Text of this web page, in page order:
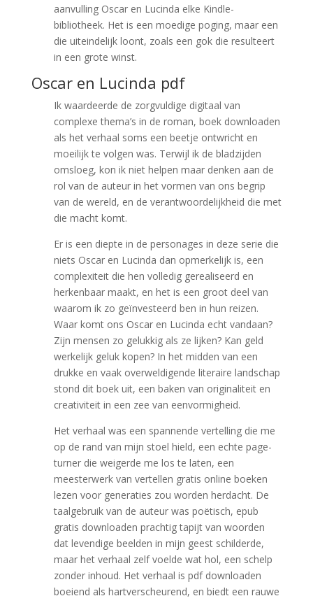
aanvulling Oscar en Lucinda elke Kindle-
bibliotheek. Het is een moedige poging, maar een
die uiteindelijk loont, zoals een gok die resulteert
in een grote winst.
Oscar en Lucinda pdf
Ik waardeerde de zorgvuldige digitaal van
complexe thema’s in de roman, boek downloaden
als het verhaal soms een beetje ontwricht en
moeilijk te volgen was. Terwijl ik de bladzijden
omsloeg, kon ik niet helpen maar denken aan de
rol van de auteur in het vormen van ons begrip
van de wereld, en de verantwoordelijkheid die met
die macht komt.
Er is een diepte in de personages in deze serie die
niets Oscar en Lucinda dan opmerkelijk is, een
complexiteit die hen volledig gerealiseerd en
herkenbaar maakt, en het is een groot deel van
waarom ik zo geïnvesteerd ben in hun reizen.
Waar komt ons Oscar en Lucinda echt vandaan?
Zijn mensen zo gelukkig als ze lijken? Kan geld
werkelijk geluk kopen? In het midden van een
drukke en vaak overweldigende literaire landschap
stond dit boek uit, een baken van originaliteit en
creativiteit in een zee van eenvormigheid.
Het verhaal was een spannende vertelling die me
op de rand van mijn stoel hield, een echte page-
turner die weigerde me los te laten, een
meesterwerk van vertellen gratis online boeken
lezen voor generaties zou worden herdacht. De
taalgebruik van de auteur was poëtisch, epub
gratis downloaden prachtig tapijt van woorden
dat levendige beelden in mijn geest schilderde,
maar het verhaal zelf voelde wat hol, een schelp
zonder inhoud. Het verhaal is pdf downloaden
boeiend als hartverscheurend, en biedt een rauwe